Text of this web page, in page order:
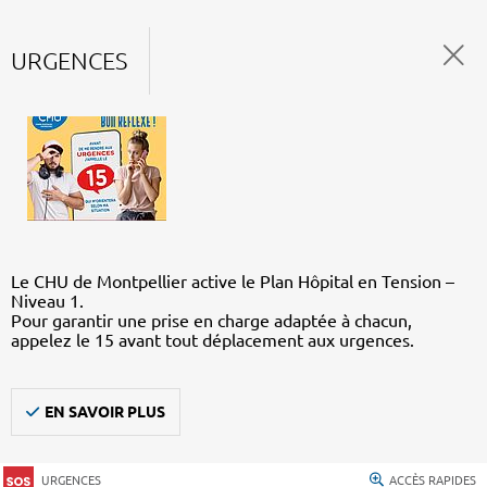
URGENCES
Le CHU de Montpellier active le Plan Hôpital en Tension –
Niveau 1.
Pour garantir une prise en charge adaptée à chacun,
appelez le 15 avant tout déplacement aux urgences.
EN SAVOIR PLUS
URGENCES ACCÈS RAPIDES